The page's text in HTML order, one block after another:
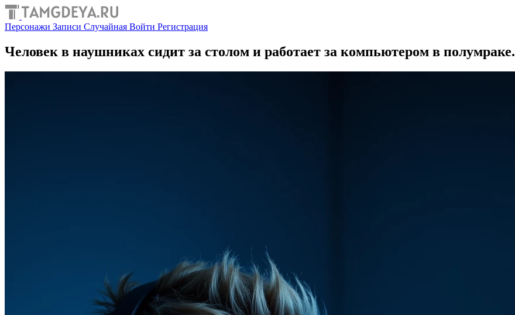
Персонажи Записи Случайная Войти Регистрация
Человек в наушниках сидит за столом и работает за компьютером в полумраке.